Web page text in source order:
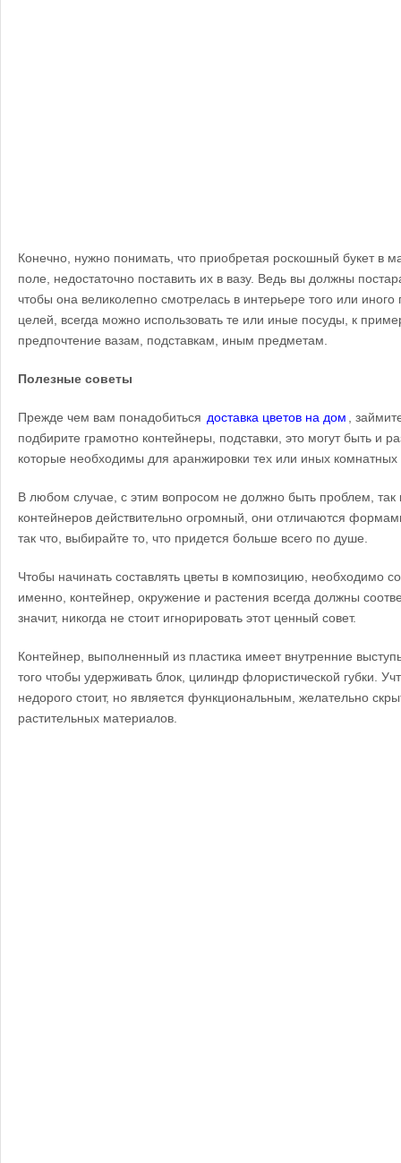
Конечно, нужно понимать, что приобретая роскошный букет в
поле, недостаточно поставить их в вазу. Ведь вы должны
чтобы она великолепно смотрелась в интерьере того или
целей, всегда можно использовать те или иные посуды, к
предпочтение вазам, подставкам, иным предметам.
Полезные советы
Прежде чем вам понадобиться доставка цветов на дом
,
подбирите грамотно контейнеры, подставки, это могут быть и
которые необходимы для аранжировки тех или иных комнатных
В любом случае, с этим вопросом не должно быть проблем, так
контейнеров действительно огромный, они отличаются
так что, выбирайте то, что придется больше всего по душе.
Чтобы начинать составлять цветы в композицию, необходимо
именно, контейнер, окружение и растения всегда должны
значит, никогда не стоит игнорировать этот ценный совет.
Контейнер, выполненный из пластика имеет внутренние
того чтобы удерживать блок, цилиндр флористической губки.
недорого стоит, но является функциональным, желательно
растительных материалов.